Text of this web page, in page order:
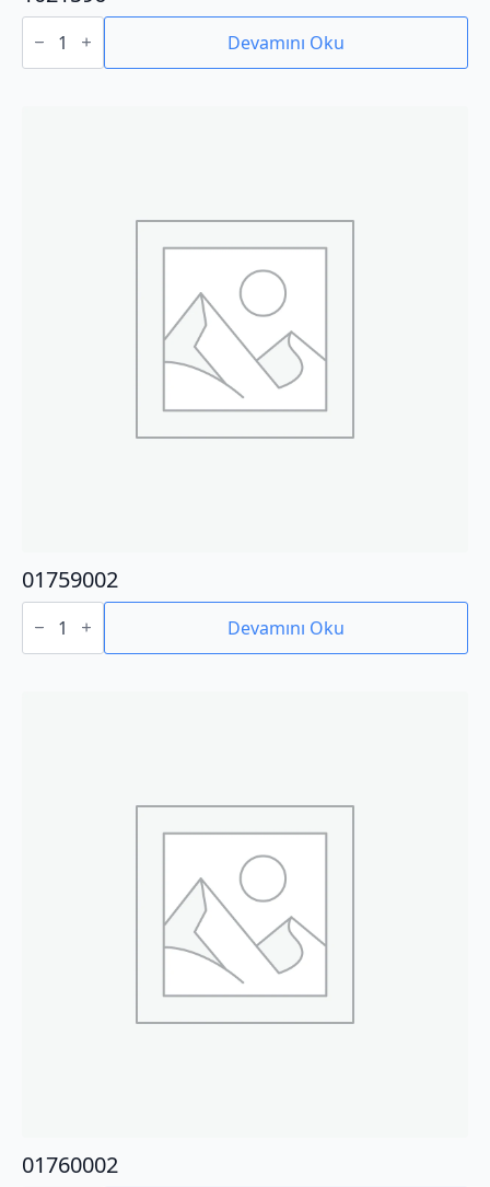
1021596
adet Devamını Oku
01759002
01759002
adet Devamını Oku
01760002